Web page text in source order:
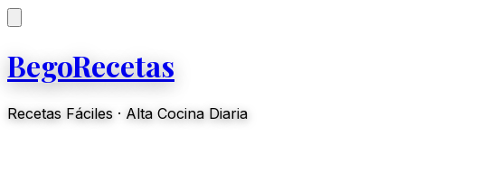
BegoRecetas
Recetas Fáciles · Alta Cocina Diaria